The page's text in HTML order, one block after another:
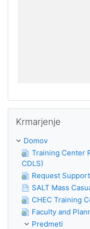
Krmarjenje
Domov
Training Center
CDLS)
Request
SALT Mass
CHEC Training
Faculty and
Predmeti